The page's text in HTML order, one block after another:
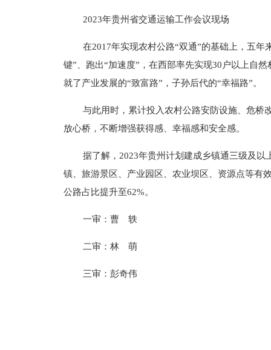
2023年贵州省交通运输工作会议现场
在2017年实现农村公路“双通”的基础上，五
键”、跑出“加速度”，在西部率先实现30户以上自
就了产业发展的“致富路”，子孙后代的“幸福路”。
与此用时，累计投入农村公路安防设施、危桥
放心桥，不断增强获得感、幸福感和安全感。
据了解，2023年贵州计划建成乡镇通三级及
镇、旅游景区、产业园区、农业坝区、资源点等有
公路占比提升至62%。
一审：曹 轶
二审：林 萌
三审：彭奇伟